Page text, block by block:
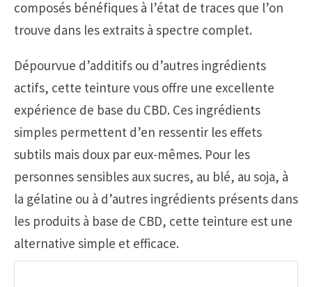
composés bénéfiques à l’état de traces que l’on
trouve dans les extraits à spectre complet.
Dépourvue d’additifs ou d’autres ingrédients
actifs, cette teinture vous offre une excellente
expérience de base du CBD. Ces ingrédients
simples permettent d’en ressentir les effets
subtils mais doux par eux-mêmes. Pour les
personnes sensibles aux sucres, au blé, au soja, à
la gélatine ou à d’autres ingrédients présents dans
les produits à base de CBD, cette teinture est une
alternative simple et efficace.